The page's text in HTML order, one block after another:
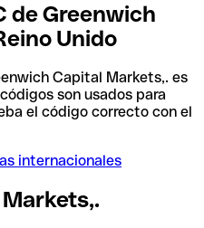
de Greenwich
Unido
Capital Markets,. es
son usados para
el código correcto con el
internacionales